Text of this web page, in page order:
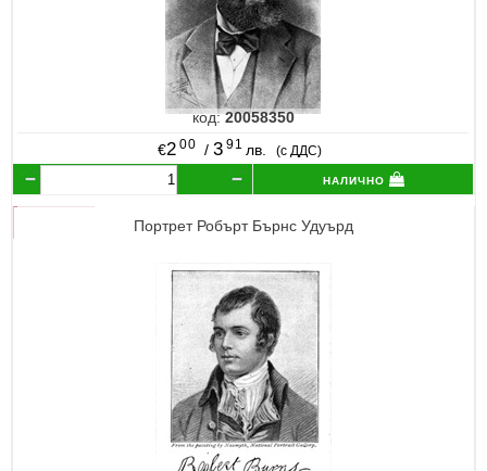
код:20058350
€2 00 / 3 91 лв. (с ДДС)
налично
Портрет Робърт Бърнс Удуърд